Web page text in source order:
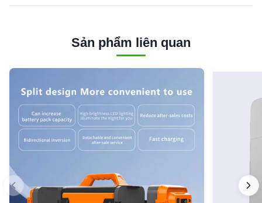
Sản phẩm liên quan